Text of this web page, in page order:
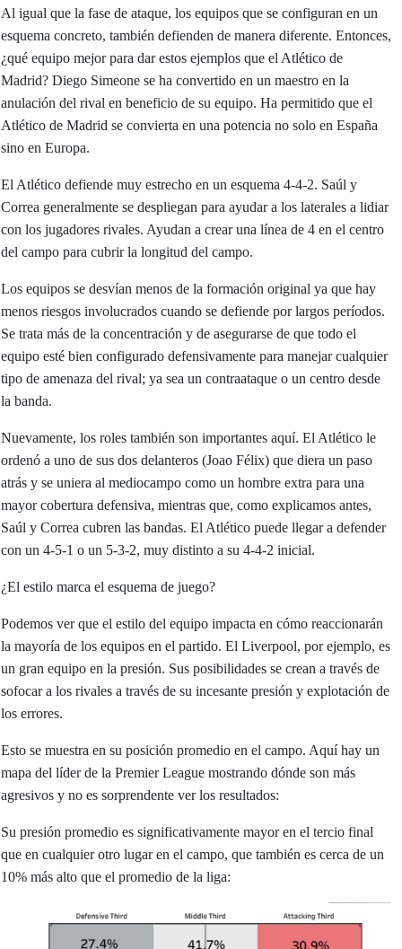
Al igual que la fase de ataque, los equipos que se configuran en un
esquema concreto, también defienden de manera diferente. Entonces,
¿qué equipo mejor para dar estos ejemplos que el Atlético de
Madrid? Diego Simeone se ha convertido en un maestro en la
anulación del rival en beneficio de su equipo. Ha permitido que el
Atlético de Madrid se convierta en una potencia no solo en España
sino en Europa.
El Atlético defiende muy estrecho en un esquema 4-4-2. Saúl y
Correa generalmente se despliegan para ayudar a los laterales a lidiar
con los jugadores rivales. Ayudan a crear una línea de 4 en el centro
del campo para cubrir la longitud del campo.
Los equipos se desvían menos de la formación original ya que hay
menos riesgos involucrados cuando se defiende por largos períodos.
Se trata más de la concentración y de asegurarse de que todo el
equipo esté bien configurado defensivamente para manejar cualquier
tipo de amenaza del rival; ya sea un contraataque o un centro desde
la banda.
Nuevamente, los roles también son importantes aquí. El Atlético le
ordenó a uno de sus dos delanteros (Joao Félix) que diera un paso
atrás y se uniera al mediocampo como un hombre extra para una
mayor cobertura defensiva, mientras que, como explicamos antes,
Saúl y Correa cubren las bandas. El Atlético puede llegar a defender
con un 4-5-1 o un 5-3-2, muy distinto a su 4-4-2 inicial.
¿El estilo marca el esquema de juego?
Podemos ver que el estilo del equipo impacta en cómo reaccionarán
la mayoría de los equipos en el partido. El Liverpool, por ejemplo, es
un gran equipo en la presión. Sus posibilidades se crean a través de
sofocar a los rivales a través de su incesante presión y explotación de
los errores.
Esto se muestra en su posición promedio en el campo. Aquí hay un
mapa del líder de la Premier League mostrando dónde son más
agresivos y no es sorprendente ver los resultados:
Su presión promedio es significativamente mayor en el tercio final
que en cualquier otro lugar en el campo, que también es cerca de un
10% más alto que el promedio de la liga: